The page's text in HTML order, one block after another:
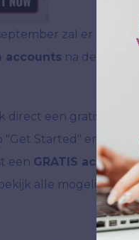
zal er een
accounts na de
direct een gratis
"Get Started" en zie
een GRATIS account
alle